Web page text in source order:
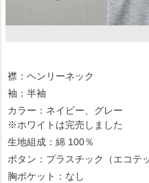
襟：ヘンリーネック
袖：半袖
カラー：ネイビー、グレー
※ホワイトは完売しました
生地組成：綿 100％
ボタン：プラスチック（エコテ
胸ポケット：なし